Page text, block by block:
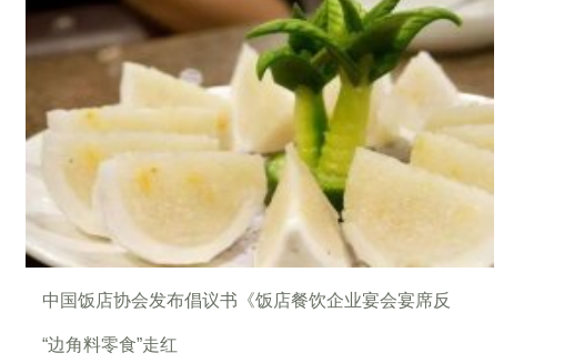
中国饭店协会发布倡议书《饭店餐饮企业宴会宴席反
“边角料零食”走红